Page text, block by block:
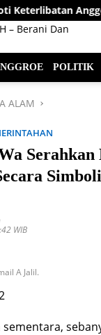
POLITIK
ALAM
WIB
A Jalil.